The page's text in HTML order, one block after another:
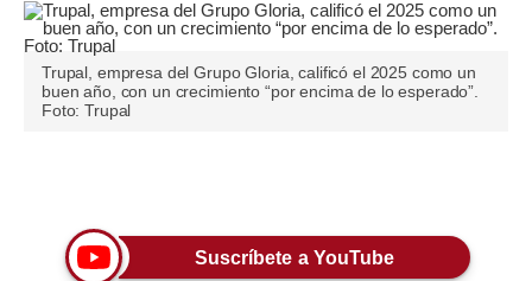
Tendencias
Lujo
Viajes
Mundo
Trupal, empresa del Grupo Gloria, calificó el 2025 como un
buen año, con un crecimiento “por encima de lo esperado”.
Foto: Trupal
Suscríbete a YouTube